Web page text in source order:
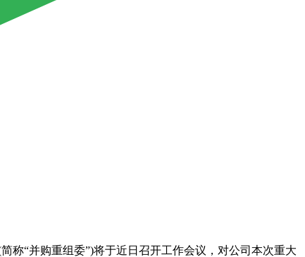
“并购重组委”)将于近日召开工作会议，对公司本次重大